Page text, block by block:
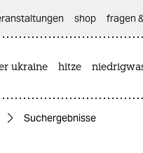
shop fragen
ukraine hitze
Suchergebnisse